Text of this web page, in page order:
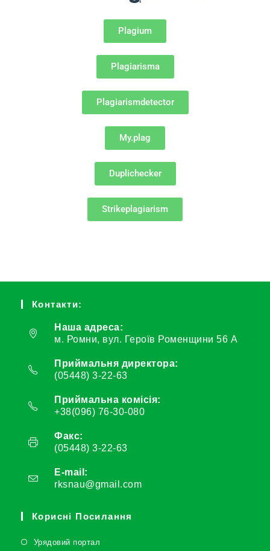
Plagium
Plagiarisma
Plagiarismdetector
My.plag
Duplichecker
Strikeplagiarism
Контакти:
Наша адреса:
м. Ромни, вул. Героїв Роменщини 56 А
Приймальня директора:
(05448) 3-22-63
Приймальна комісія:
+38(096) 76-30-080
Факс:
(05448) 3-22-63
E-mail:
rksnau@gmail.com
Корисні Посилання
Урядовий портал